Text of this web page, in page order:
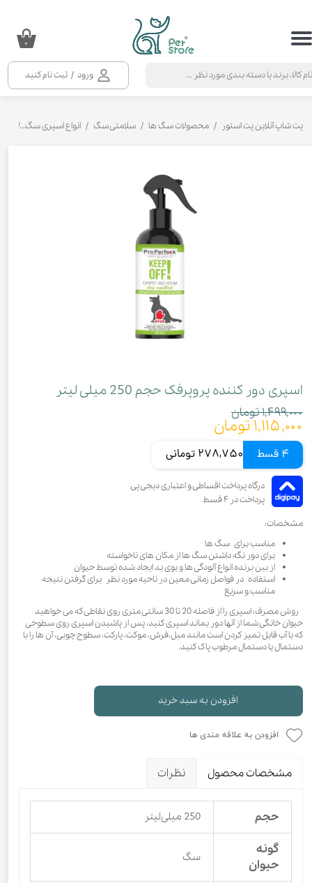
ورود / ثبت نام کنید
حساب کاربری من
خروج از حساب کاربری
۰
پت شاپ آنلاین پت استور محصولات سگ ها سلامتی سگ انواع اسپری سگ
اسپری دور کننده پروپرفک حجم 250 میلی لیتر
۱,۴۹۹,۰۰۰ تومان
۱,۱۱۵,۰۰۰ تومان
4 قسط 278,750 تومانی
مشخصات:
مناسب برای سگ ها
برای دور نگه داشتن سگ ها از مکان های ناخواسته
از بین برنده انواع آلودگی ها و بوی بد ایجاد شده توسط حیوان
استفاده در فواصل زمانی معین در ناحیه مورد نظر برای گرفتن نتیجه
مناسب و سریع
روش مصرف: اسپری را از فاصله 20 تا 30 سانتی متری روی نقاطی که می خواهید
حیوان خانگی شما از آنها دور بماند اسپری کنید، پس از پاشیدن اسپری روی سطوحی
که با آب قابل تمیز کردن است مانند مبل،فرش، موکت، پارکت، سطوح چوبی، آن ها را با
دستمال یا دستمال مرطوب پاک کنید.
افزودن به سبد خرید
افزودن به علاقه مندی ها
مشخصات محصول نظرات
حجم 250 میلی‌لیتر
گونه
حیوان
سگ